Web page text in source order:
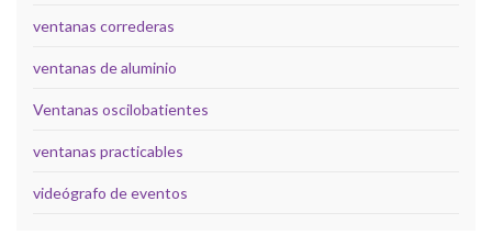
ventanas correderas
ventanas de aluminio
Ventanas oscilobatientes
ventanas practicables
videógrafo de eventos